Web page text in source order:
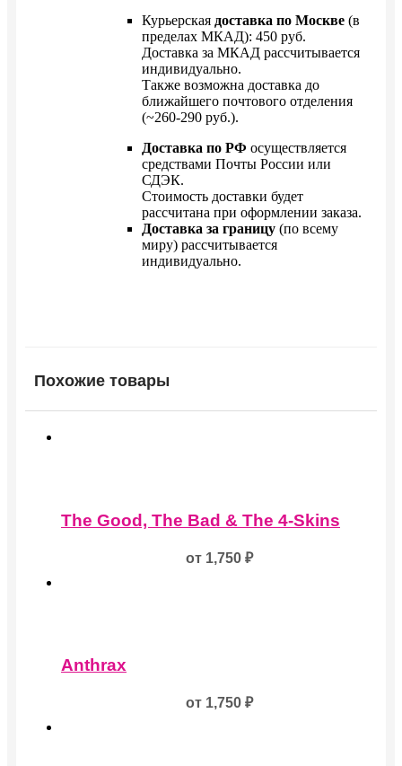
Курьерская доставка по Москве (в
пределах МКАД): 450 руб.
Доставка за МКАД рассчитывается
индивидуально.
Также возможна доставка до
ближайшего почтового отделения
(~260-290 руб.).
Доставка по РФ осуществляется
средствами Почты России или
СДЭК.
Стоимость доставки будет
рассчитана при оформлении заказа.
Доставка за границу (по всему
миру) рассчитывается
индивидуально.
Похожие товары
товар
имеет
товара.
The Good, The Bad & The 4-Skins
от 1,750 ₽
товар
Anthrax
от 1,750 ₽